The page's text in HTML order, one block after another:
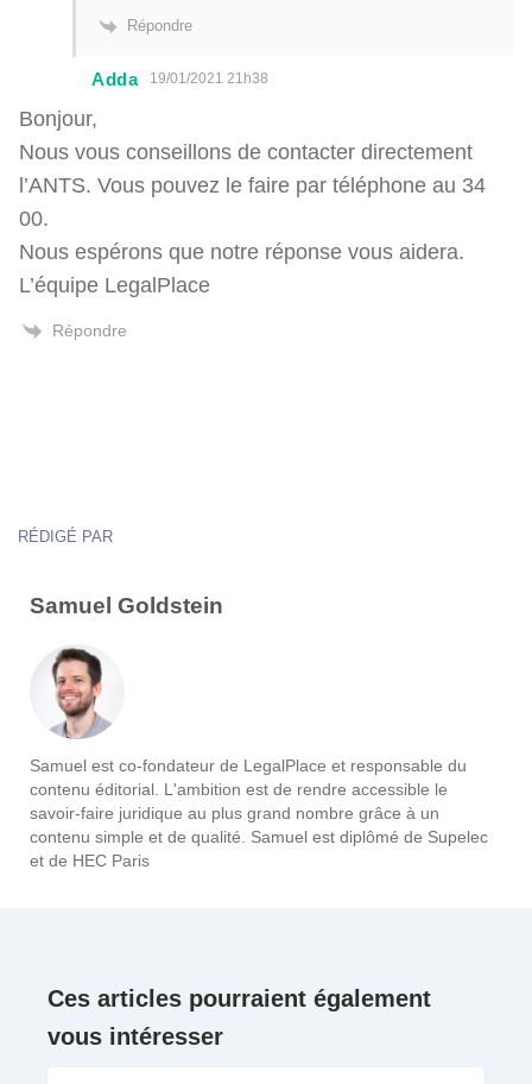
Répondre
Adda 19/01/2021 21h38
Bonjour,
Nous vous conseillons de contacter directement
l’ANTS. Vous pouvez le faire par téléphone au 34
00.
Nous espérons que notre réponse vous aidera.
L’équipe LegalPlace
Répondre
RÉDIGÉ PAR
Samuel Goldstein
Samuel est co-fondateur de LegalPlace et responsable du
contenu éditorial. L'ambition est de rendre accessible le
savoir-faire juridique au plus grand nombre grâce à un
contenu simple et de qualité. Samuel est diplômé de Supelec
et de HEC Paris
Ces articles pourraient également
vous intéresser